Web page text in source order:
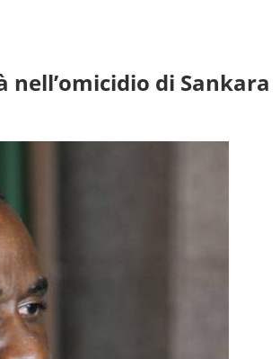
nell’omicidio di Sankara